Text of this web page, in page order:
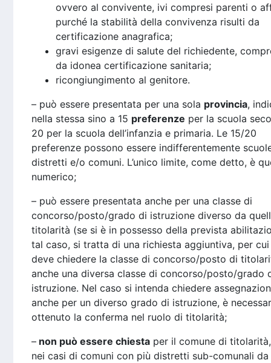
ovvero al convivente, ivi compresi parenti o
purché la stabilità della convivenza risulti da
certificazione anagrafica;
gravi esigenze di salute del richiedente,
da idonea certificazione sanitaria;
ricongiungimento al genitore.
– può essere presentata per una sola provincia,
nella stessa sino a 15 preferenze per la scuola
20 per la scuola dell’infanzia e primaria. Le 15/20
preferenze possono essere indifferentemente
distretti e/o comuni. L’unico limite, come detto, è
numerico;
– può essere presentata anche per una classe di
concorso/posto/grado di istruzione diverso da
titolarità (se si è in possesso della prevista
tal caso, si tratta di una richiesta aggiuntiva, per
deve chiedere la classe di concorso/posto di
anche una diversa classe di concorso/posto/grado
istruzione. Nel caso si intenda chiedere
anche per un diverso grado di istruzione, è
ottenuto la conferma nel ruolo di titolarità;
– non può essere chiesta per il comune di
nei casi di comuni con più distretti sub-comunali